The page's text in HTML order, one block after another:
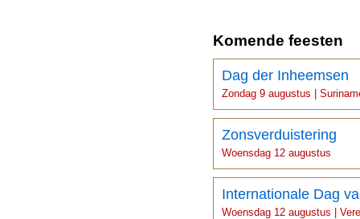
Komende feesten
Dag der Inheemsen
Zondag 9 augustus |
Zonsverduistering
Woensdag 12 augustus
Internationale Dag
Woensdag 12 augustus |